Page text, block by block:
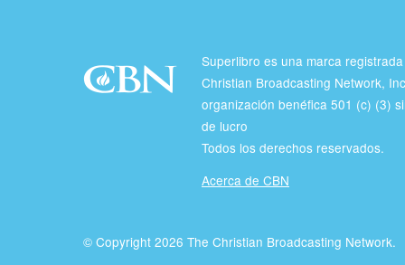
Superlibro es una marca
Christian Broadcasting Network,
organización benéfica 501 (c) (3)
de lucro
Todos los derechos reservados.
Acerca de CBN
© Copyright 2026 The Christian Broadcasting Network.